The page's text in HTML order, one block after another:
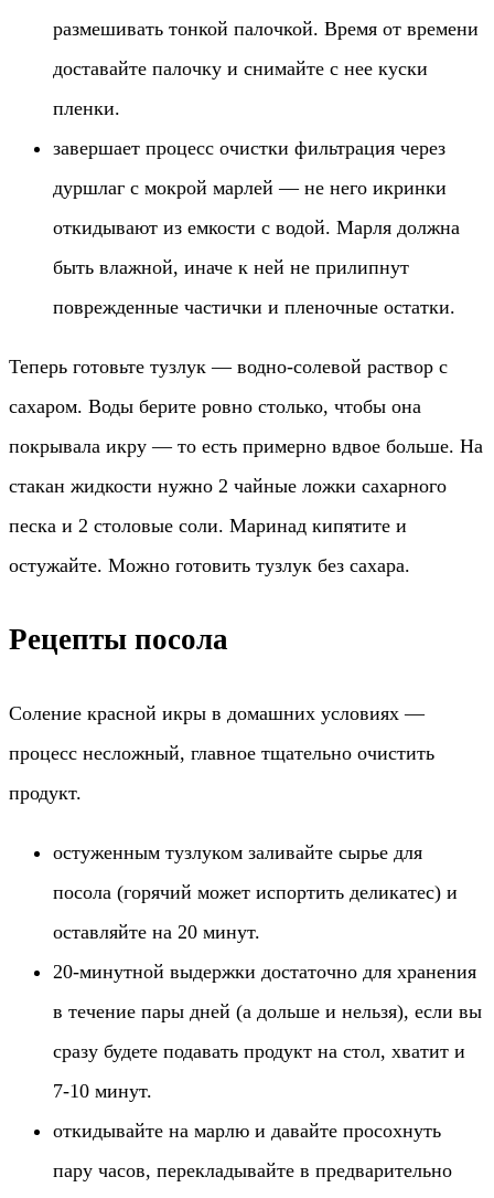
размешивать тонкой палочкой. Время от времени
доставайте палочку и снимайте с нее куски
пленки.
завершает процесс очистки фильтрация через
дуршлаг с мокрой марлей — не него икринки
откидывают из емкости с водой. Марля должна
быть влажной, иначе к ней не прилипнут
поврежденные частички и пленочные остатки.
Теперь готовьте тузлук — водно-солевой раствор с
сахаром. Воды берите ровно столько, чтобы она
покрывала икру — то есть примерно вдвое больше. На
стакан жидкости нужно 2 чайные ложки сахарного
песка и 2 столовые соли. Маринад кипятите и
остужайте. Можно готовить тузлук без сахара.
Рецепты посола
Соление красной икры в домашних условиях —
процесс несложный, главное тщательно очистить
продукт.
остуженным тузлуком заливайте сырье для
посола (горячий может испортить деликатес) и
оставляйте на 20 минут.
20-минутной выдержки достаточно для хранения
в течение пары дней (а дольше и нельзя), если вы
сразу будете подавать продукт на стол, хватит и
7-10 минут.
откидывайте на марлю и давайте просохнуть
пару часов, перекладывайте в предварительно